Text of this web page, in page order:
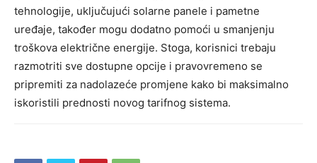
tehnologije, uključujući solarne panele i pametne
uređaje, također mogu dodatno pomoći u smanjenju
troškova električne energije. Stoga, korisnici trebaju
razmotriti sve dostupne opcije i pravovremeno se
pripremiti za nadolazeće promjene kako bi maksimalno
iskoristili prednosti novog tarifnog sistema.